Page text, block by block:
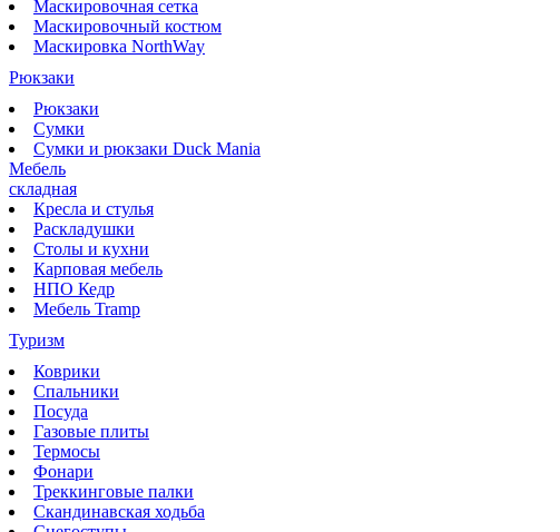
Маскировочная сетка
Маскировочный костюм
Маскировка NorthWay
Рюкзаки
Рюкзаки
Сумки
Сумки и рюкзаки Duck Mania
Мебель
складная
Кресла и стулья
Раскладушки
Столы и кухни
Карповая мебель
НПО Кедр
Мебель Tramp
Туризм
Коврики
Спальники
Посуда
Газовые плиты
Термосы
Фонари
Треккинговые палки
Скандинавская ходьба